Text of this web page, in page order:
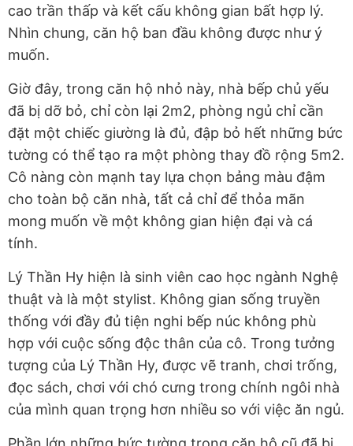
cao trần thấp và kết cấu không gian bất hợp lý.
Nhìn chung, căn hộ ban đầu không được như ý
muốn.
Giờ đây, trong căn hộ nhỏ này, nhà bếp chủ yếu
đã bị dỡ bỏ, chỉ còn lại 2m2, phòng ngủ chỉ cần
đặt một chiếc giường là đủ, đập bỏ hết những bức
tường có thể tạo ra một phòng thay đồ rộng 5m2.
Cô nàng còn mạnh tay lựa chọn bảng màu đậm
cho toàn bộ căn nhà, tất cả chỉ để thỏa mãn
mong muốn về một không gian hiện đại và cá
tính.
Lý Thần Hy hiện là sinh viên cao học ngành Nghệ
thuật và là một stylist. Không gian sống truyền
thống với đầy đủ tiện nghi bếp núc không phù
hợp với cuộc sống độc thân của cô. Trong tưởng
tượng của Lý Thần Hy, được vẽ tranh, chơi trống,
đọc sách, chơi với chó cưng trong chính ngôi nhà
của mình quan trọng hơn nhiều so với việc ăn ngủ.